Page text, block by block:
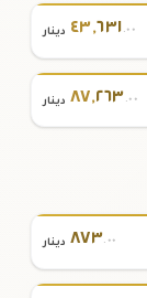
٤٣,٦٣١.٠٠ دينار
٨٧,٢٦٣.٠٠ دينار
٨٧٣.٠٠ دينار